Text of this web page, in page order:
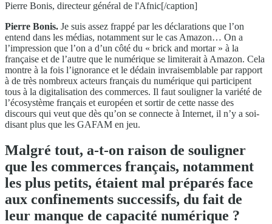
Pierre Bonis, directeur général de l'Afnic[/caption]
Pierre Bonis. Je suis assez frappé par les déclarations que l’on
entend dans les médias, notamment sur le cas Amazon… On a
l’impression que l’on a d’un côté du « brick and mortar » à la
française et de l’autre que le numérique se limiterait à Amazon. Cela
montre à la fois l’ignorance et le dédain invraisemblable par rapport
à de très nombreux acteurs français du numérique qui participent
tous à la digitalisation des commerces. Il faut souligner la variété de
l’écosystème français et européen et sortir de cette nasse des
discours qui veut que dès qu’on se connecte à Internet, il n’y a soi-
disant plus que les GAFAM en jeu.
Malgré tout, a-t-on raison de souligner
que les commerces français, notamment
les plus petits, étaient mal préparés face
aux confinements successifs, du fait de
leur manque de capacité numérique ?